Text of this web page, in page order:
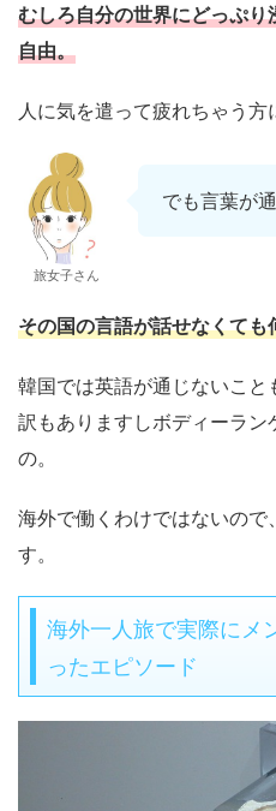
むしろ自分の世界にどっぷ
自由。
人に気を遣って疲れちゃう方
旅女子さん
でも言葉が
その国の言語が話せなくて
韓国では英語が通じないこ
訳もありますしボディーラ
の。
海外で働くわけではないので
す。
海外一人旅で実際にメ
ったエピソード